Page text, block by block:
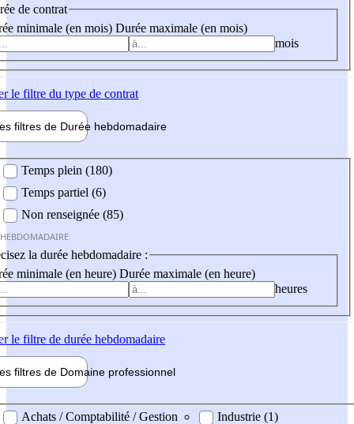
de contrat
minimale (en mois) Durée maximale (en mois)
mois
le filtre du type de contrat
filtres de Durée hebdomadaire
Temps plein (180)
Temps partiel (6)
Non renseignée (85)
la durée hebdomadaire :
minimale (en heure) Durée maximale (en heure)
heures
le filtre de durée hebdomadaire
filtres de Domaine professionnel
professionel
Achats / Comptabilité / Gestion
Industrie (1)